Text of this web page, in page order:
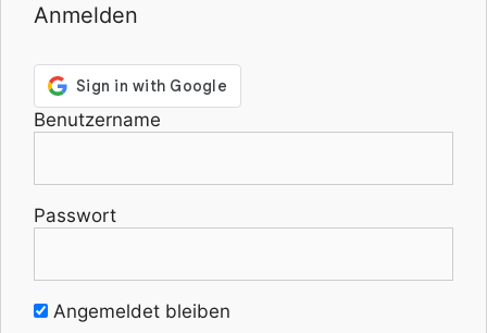
Anmelden
Benutzername
Passwort
Angemeldet bleiben